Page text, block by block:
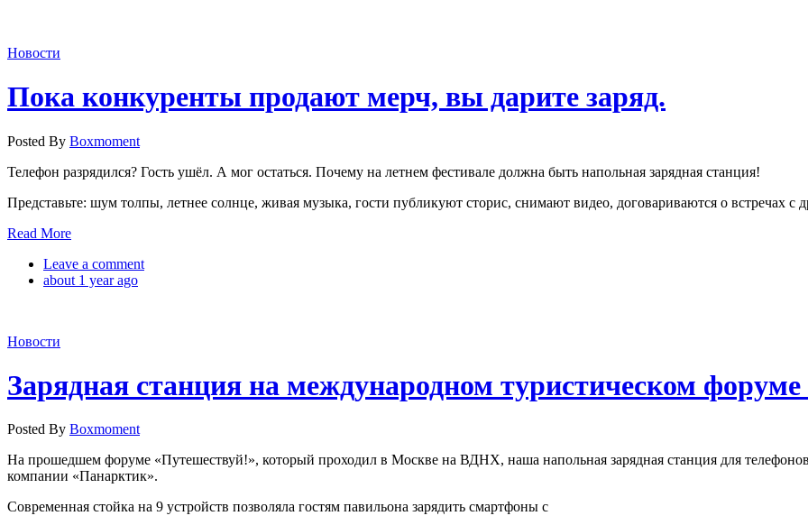
Новости
Пока конкуренты продают мерч, вы дарите заряд.
Posted By Boxmoment
Телефон разрядился? Гость ушёл. А мог остаться. Почему на летнем фестивале должна быть напольная зарядная станция!
Представьте: шум толпы, летнее солнце, живая музыка, гости публикуют сторис, снимают видео, договариваются о встречах
Read More
Leave a comment
about 1 year ago
Новости
Зарядная станция на международном туристическом
Posted By Boxmoment
На прошедшем форуме «Путешествуй!», который проходил в Москве на ВДНХ, наша напольная зарядная станция для
компании «Панарктик».
Современная стойка на 9 устройств позволяла гостям павильона зарядить смартфоны с